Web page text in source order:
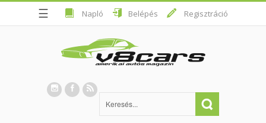
☰ Napló Belépés Regisztráció